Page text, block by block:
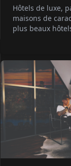
Hôtels de luxe,
maisons de
plus beaux